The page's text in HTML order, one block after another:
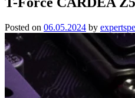
Posted on 06.05.2024 by